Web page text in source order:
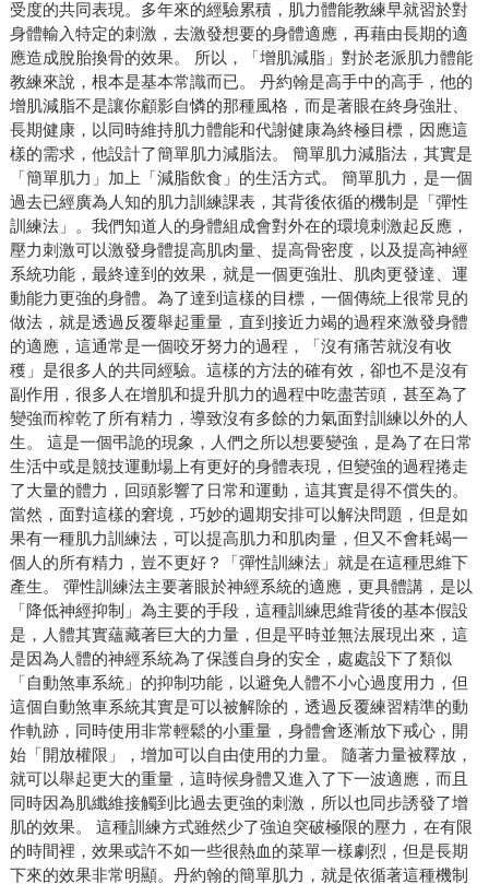
受度的共同表現。多年來的經驗累積，肌力體能教練早就習於對
身體輸入特定的刺激，去激發想要的身體適應，再藉由長期的適
應造成脫胎換骨的效果。 所以，「增肌減脂」對於老派肌力體能
教練來說，根本是基本常識而已。 丹約翰是高手中的高手，他的
增肌減脂不是讓你顧影自憐的那種風格，而是著眼在終身強壯、
長期健康，以同時維持肌力體能和代謝健康為終極目標，因應這
樣的需求，他設計了簡單肌力減脂法。 簡單肌力減脂法，其實是
「簡單肌力」加上「減脂飲食」的生活方式。 簡單肌力，是一個
過去已經廣為人知的肌力訓練課表，其背後依循的機制是「彈性
訓練法」。我們知道人的身體組成會對外在的環境刺激起反應，
壓力刺激可以激發身體提高肌肉量、提高骨密度，以及提高神經
系統功能，最終達到的效果，就是一個更強壯、肌肉更發達、運
動能力更強的身體。為了達到這樣的目標，一個傳統上很常見的
做法，就是透過反覆舉起重量，直到接近力竭的過程來激發身體
的適應，這通常是一個咬牙努力的過程，「沒有痛苦就沒有收
穫」是很多人的共同經驗。這樣的方法的確有效，卻也不是沒有
副作用，很多人在增肌和提升肌力的過程中吃盡苦頭，甚至為了
變強而榨乾了所有精力，導致沒有多餘的力氣面對訓練以外的人
生。 這是一個弔詭的現象，人們之所以想要變強，是為了在日常
生活中或是競技運動場上有更好的身體表現，但變強的過程捲走
了大量的體力，回頭影響了日常和運動，這其實是得不償失的。
當然，面對這樣的窘境，巧妙的週期安排可以解決問題，但是如
果有一種肌力訓練法，可以提高肌力和肌肉量，但又不會耗竭一
個人的所有精力，豈不更好？「彈性訓練法」就是在這種思維下
產生。 彈性訓練法主要著眼於神經系統的適應，更具體講，是以
「降低神經抑制」為主要的手段，這種訓練思維背後的基本假設
是，人體其實蘊藏著巨大的力量，但是平時並無法展現出來，這
是因為人體的神經系統為了保護自身的安全，處處設下了類似
「自動煞車系統」的抑制功能，以避免人體不小心過度用力，但
這個自動煞車系統其實是可以被解除的，透過反覆練習精準的動
作軌跡，同時使用非常輕鬆的小重量，身體會逐漸放下戒心，開
始「開放權限」，增加可以自由使用的力量。 隨著力量被釋放，
就可以舉起更大的重量，這時候身體又進入了下一波適應，而且
同時因為肌纖維接觸到比過去更強的刺激，所以也同步誘發了增
肌的效果。 這種訓練方式雖然少了強迫突破極限的壓力，在有限
的時間裡，效果或許不如一些很熱血的菜單一樣劇烈，但是長期
下來的效果非常明顯。丹約翰的簡單肌力，就是依循著這種機制